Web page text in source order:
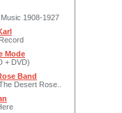
1908-1927
Mode
+ DVD)
Band
Desert Rose..